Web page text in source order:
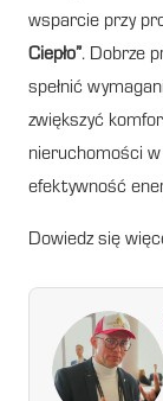
wsparcie przy
Ciepło”. Dobrze
spełnić
zwiększyć
nieruchomości
efektywność
Dowiedz się